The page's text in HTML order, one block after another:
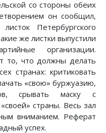
со стороны обеих
он сообщил,
Петербургского
же листки выпустили
организации.
то, что должны делать
странах: критиковать
«свою» буржуазию,
срывать маску с
страны. Весь зал
вниманием. Реферат
успех.